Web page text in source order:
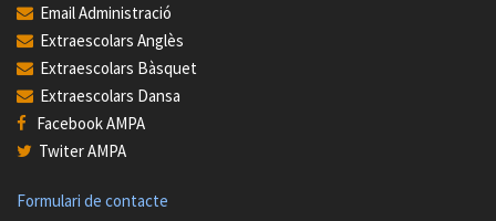
Email Administració
Extraescolars Anglès
Extraescolars Bàsquet
Extraescolars Dansa
Facebook AMPA
Twiter AMPA
Formulari de contacte